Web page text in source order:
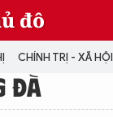
đô
CHÍNH TRỊ - XÃ HỘI
ĐÀ